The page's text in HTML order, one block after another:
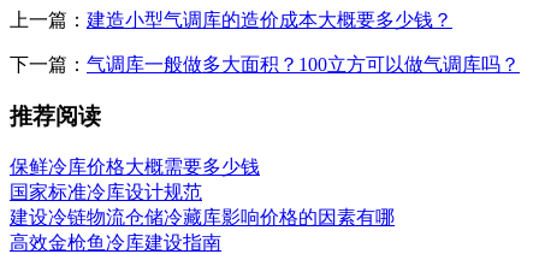
上一篇： 建造小型气调库的造价成本大概要多少钱？
下一篇： 气调库一般做多大面积？100立方可以做气调库吗？
推荐阅读
保鲜冷库价格大概需要多少钱
国家标准冷库设计规范
建设冷链物流仓储冷藏库影响价格的因素有哪
高效金枪鱼冷库建设指南